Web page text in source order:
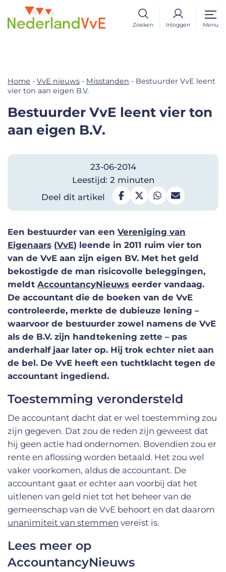
Zoeken Inloggen Menu
Home - VvE nieuws - Misstanden - Bestuurder VvE leent
vier ton aan eigen B.V.
Bestuurder VvE leent vier ton
aan eigen B.V.
23-06-2014
Leestijd: 2 minuten
Deel dit artikel
Een bestuurder van een Vereniging van
Eigenaars (VvE) leende in 2011 ruim vier ton
van de VvE aan zijn eigen BV. Met het geld
bekostigde de man risicovolle beleggingen,
meldt AccountancyNieuws eerder vandaag.
De accountant die de boeken van de VvE
controleerde, merkte de dubieuze lening –
waarvoor de bestuurder zowel namens de VvE
als de B.V. zijn handtekening zette – pas
anderhalf jaar later op. Hij trok echter niet aan
de bel. De VvE heeft een tuchtklacht tegen de
accountant ingediend.
Toestemming verondersteld
De accountant dacht dat er wel toestemming zou
zijn gegeven. Dat zou de reden zijn geweest dat
hij geen actie had ondernomen. Bovendien zou er
rente en aflossing worden betaald. Het zou wel
vaker voorkomen, aldus de accountant. De
accountant gaat er echter aan voorbij dat het
uitlenen van geld niet tot het beheer van de
gemeenschap van de VvE behoort en dat daarom
unanimiteit van stemmen vereist is.
Lees meer op
AccountancyNieuws